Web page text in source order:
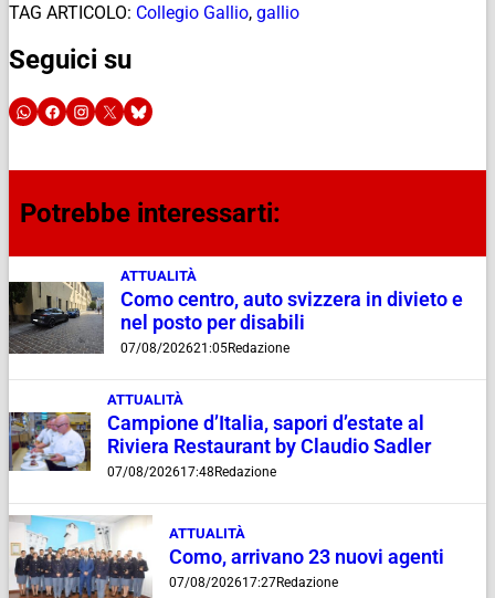
TAG ARTICOLO: Collegio Gallio, gallio
Seguici su
Potrebbe interessarti:
ATTUALITÀ
Como centro, auto svizzera in divieto e
nel posto per disabili
07/08/202621:05Redazione
ATTUALITÀ
Campione d’Italia, sapori d’estate al
Riviera Restaurant by Claudio Sadler
07/08/202617:48 Redazione
ATTUALITÀ
Como, arrivano 23 nuovi agenti
07/08/202617:27Redazione